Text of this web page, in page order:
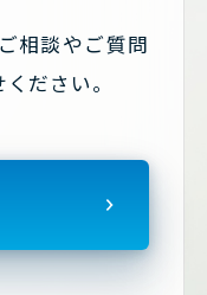
相談やご質問
ださい。